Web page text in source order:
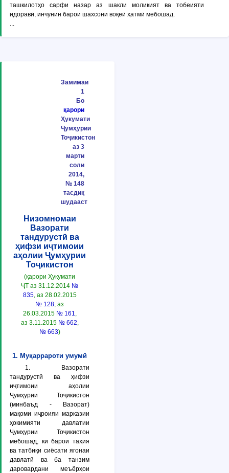
ташкилотҳо сарфи назар аз шакли моликият ва тобеияти
идоравӣ, инчунин барои шахсони воқеӣ ҳатмӣ мебошад.
...
Замимаи
1
Бо
қарори
Ҳукумати
Ҷумҳурии
Тоҷикистон
аз 3
марти
соли
2014,
№ 148
тасдиқ
шудааст
Низомномаи
Вазорати
тандурустӣ ва
ҳифзи иҷтимоии
аҳолии Ҷумҳурии
Тоҷикистон
(қарори Ҳукумати
ҶТ аз 31.12.2014 №
835, аз 28.02.2015
№ 128, аз
26.03.2015 № 161,
аз 3.11.2015 № 662,
№ 663)
1. Муқаррароти умумӣ
1. Вазорати
тандурустӣ ва ҳифзи
иҷтимоии аҳолии
Ҷумҳурии Тоҷикистон
(минбаъд - Вазорат)
мақоми иҷроияи марказии
ҳокимияти давлатии
Ҷумҳурии Тоҷикистон
мебошад, ки барои таҳия
ва татбиқи сиёсати ягонаи
давлатӣ ва ба танзим
даровардани меъёрҳои